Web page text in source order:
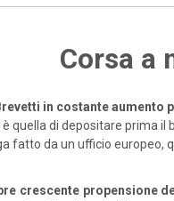
Corsa a
in costante
è quella di depositare prima
fatto da un ufficio europeo,
crescente propensione